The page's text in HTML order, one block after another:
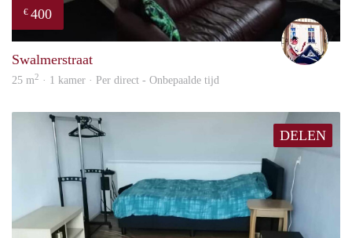
€ 400
Swalmerstraat
25 m2 · 1 kamer · Per direct - Onbepaalde tijd
DELEN